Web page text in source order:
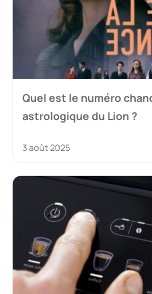
Quel est le numéro
astrologique du Lion ?
3 août 2025